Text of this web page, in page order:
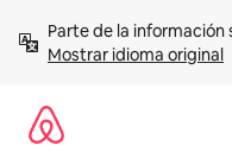
contenidoMostrar idioma original